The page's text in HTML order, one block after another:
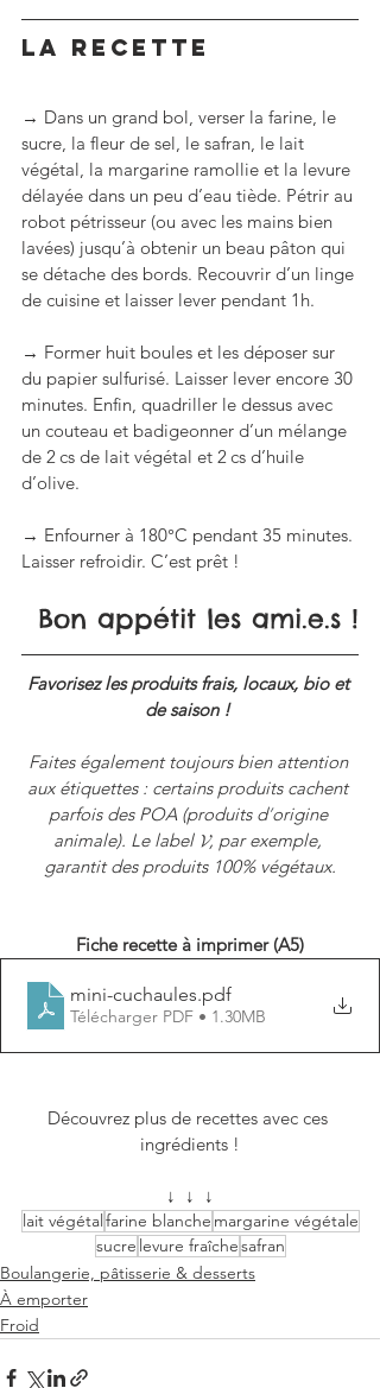
LA RECETTE
→ Dans un grand bol, verser la farine, le
sucre, la fleur de sel, le safran, le lait
végétal, la margarine ramollie et la levure
délayée dans un peu d’eau tiède. Pétrir au
robot pétrisseur (ou avec les mains bien
lavées) jusqu’à obtenir un beau pâton qui
se détache des bords. Recouvrir d’un linge
de cuisine et laisser lever pendant 1h.
→ Former huit boules et les déposer sur
du papier sulfurisé. Laisser lever encore 30
minutes. Enfin, quadriller le dessus avec
un couteau et badigeonner d’un mélange
de 2 cs de lait végétal et 2 cs d’huile
d’olive.
→ Enfourner à 180°C pendant 35 minutes.
Laisser refroidir. C’est prêt !
Bon appétit les ami.e.s !
Favorisez les produits frais, locaux, bio et
de saison !
Faites également toujours bien attention
aux étiquettes : certains produits cachent
parfois des POA (produits d’origine
animale). Le label 𝓥, par exemple,
garantit des produits 100% végétaux.
Fiche recette à imprimer (A5)
mini-cuchaules.pdf
Télécharger PDF • 1.30MB
Découvrez plus de recettes avec ces
ingrédients !
↓  ↓  ↓
lait végétalfarine blanche margarine végétale
sucre levure fraîchesafran
Boulangerie, pâtisserie & desserts
À emporter
Froid